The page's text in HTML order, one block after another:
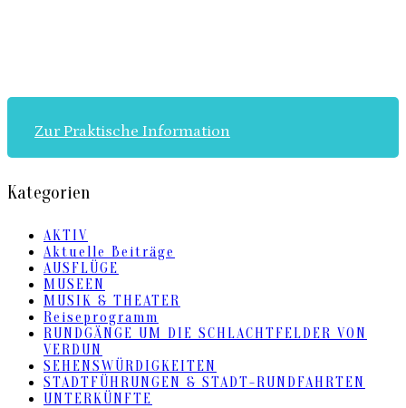
Zur Praktische Information
Kategorien
AKTIV
Aktuelle Beiträge
AUSFLÜGE
MUSEEN
MUSIK & THEATER
Reiseprogramm
RUNDGÄNGE UM DIE SCHLACHTFELDER VON
VERDUN
SEHENSWÜRDIGKEITEN
STADTFÜHRUNGEN & STADT-RUNDFAHRTEN
UNTERKÜNFTE